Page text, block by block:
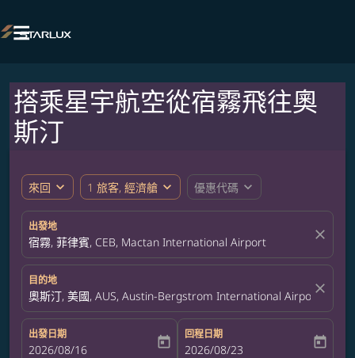

搭乘星宇航空從宿霧飛往奧
斯汀
來回 expand_more 1 旅客, 經濟艙 expand_more 優惠代碼 expand_more
出發地
宿霧, 菲律賓, CEB, Mactan International Airport close
目的地
奧斯汀, 美國, AUS, Austin-Bergstrom International Airportclose
出發日期
fc-booking-departure-date-aria-label
2026/08/16 today
回程日期
fc-booking-return-date-aria-label
2026/08/23 today